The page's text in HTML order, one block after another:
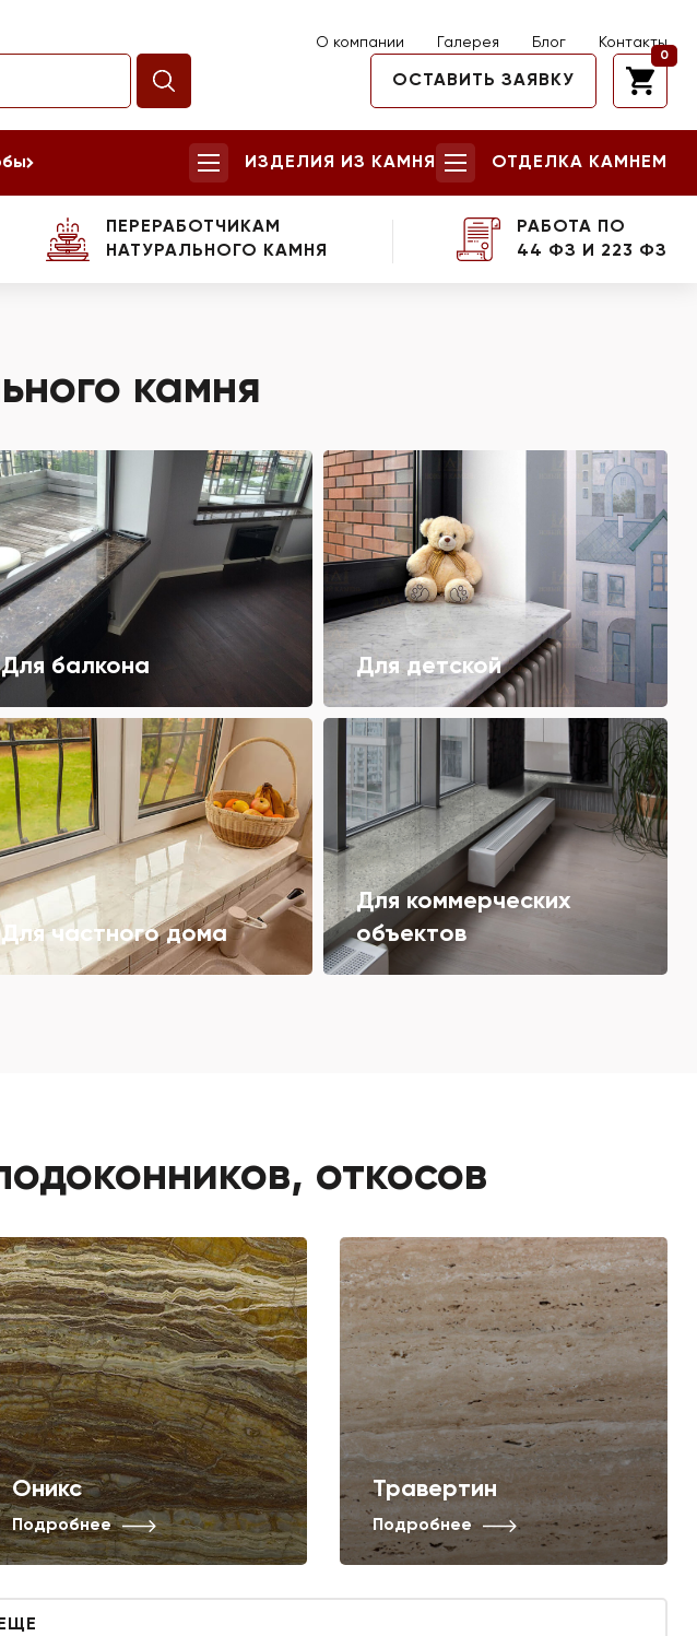
О компании Галерея Блог Контакты
ОСТАВИТЬ ЗАЯВКУ
0
ИЗДЕЛИЯ ИЗ КАМНЯ ОТДЕЛКА КАМНЕМ
ПЕРЕРАБОТЧИКАМ
НАТУРАЛЬНОГО КАМНЯ
РАБОТА ПО
44 ФЗ И 223 ФЗ
камня
Для балкона Для детской
Для частного дома
Для коммерческих
объектов
откосов
Оникс
Подробнее
Травертин
Подробнее